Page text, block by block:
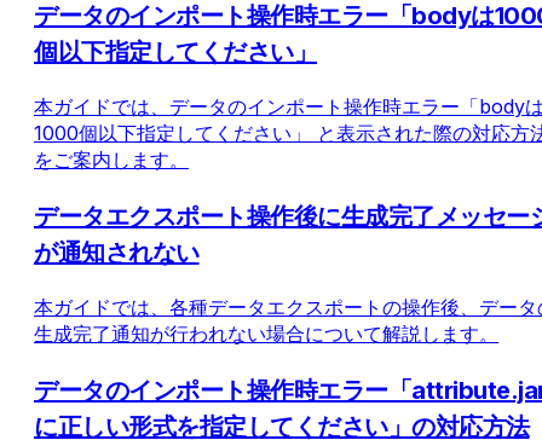
データのインポート操作時エラー「bodyは
個以下指定してください」
本ガイドでは、データのインポート操作時エラー「body
1000個以下指定してください」 と表示された際の対応方
をご案内します。
データエクスポート操作後に生成完了メッセー
が通知されない
本ガイドでは、各種データエクスポートの操作後、データ
生成完了通知が行われない場合について解説します。
データのインポート操作時エラー「
に正しい形式を指定してください」の対応方法